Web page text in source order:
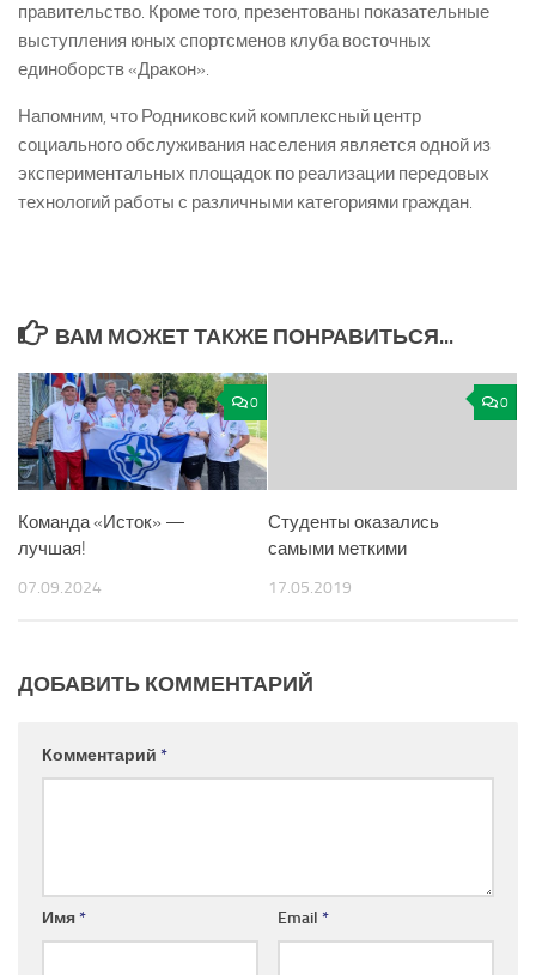
правительство. Кроме того, презентованы показательные
выступления юных спортсменов клуба восточных
единоборств «Дракон».
Напомним, что Родниковский комплексный центр
социального обслуживания населения является одной из
экспериментальных площадок по реализации передовых
технологий работы с различными категориями граждан.
ВАМ МОЖЕТ ТАКЖЕ ПОНРАВИТЬСЯ...
0
Команда «Исток» —
лучшая!
07.09.2024
0
Студенты оказались
самыми меткими
17.05.2019
ДОБАВИТЬ КОММЕНТАРИЙ
Комментарий *
Имя* Email *